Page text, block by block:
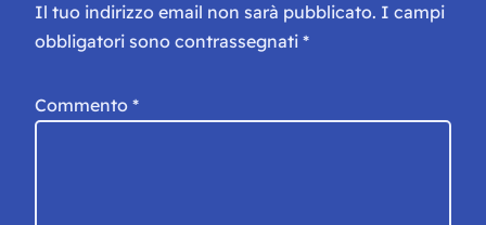
Il tuo indirizzo email non sarà pubblicato. I campi
obbligatori sono contrassegnati *
Commento *